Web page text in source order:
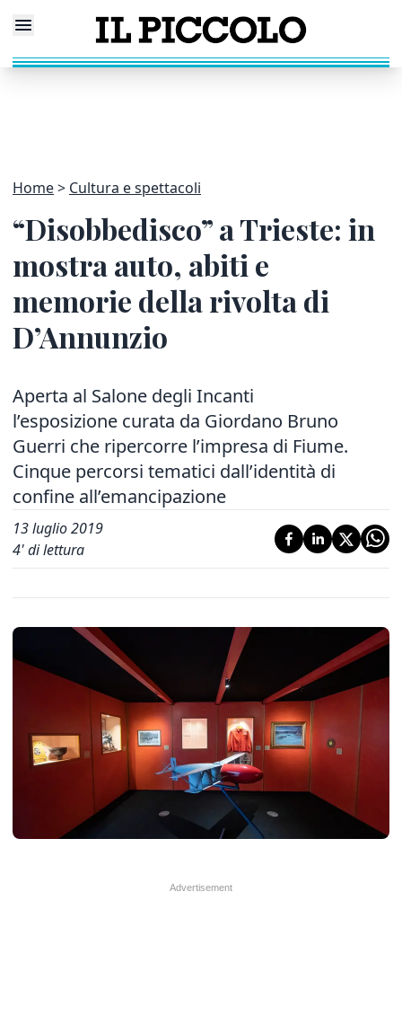
Home Cultura e spettacoli
“Disobbedisco” a Trieste: in
mostra auto, abiti e
memorie della rivolta di
D’Annunzio
Aperta al Salone degli Incanti
l’esposizione curata da Giordano Bruno
Guerri che ripercorre l’impresa di Fiume.
Cinque percorsi tematici dall’identità di
confine all’emancipazione
13 luglio 2019
4' di lettura